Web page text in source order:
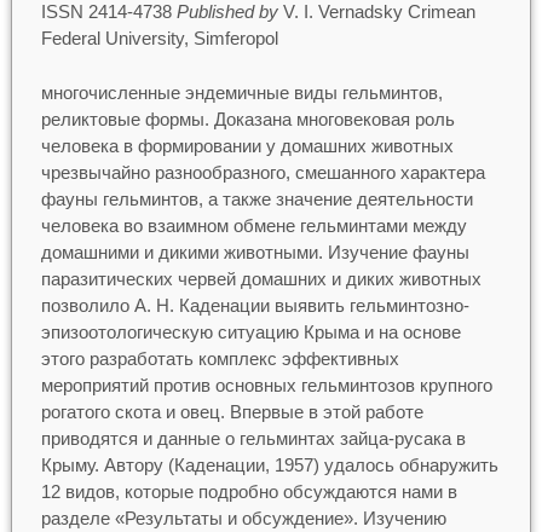
ISSN 2414-4738 Published by V. I. Vernadsky Crimean
Federal University, Simferopol
многочисленные эндемичные виды гельминтов,
реликтовые формы. Доказана многовековая роль
человека в формировании у домашних животных
чрезвычайно разнообразного, смешанного характера
фауны гельминтов, а также значение деятельности
человека во взаимном обмене гельминтами между
домашними и дикими животными. Изучение фауны
паразитических червей домашних и диких животных
позволило А. Н. Каденации выявить гельминтозно-
эпизоотологическую ситуацию Крыма и на основе
этого разработать комплекс эффективных
мероприятий против основных гельминтозов крупного
рогатого скота и овец. Впервые в этой работе
приводятся и данные о гельминтах зайца-русака в
Крыму. Автору (Каденации, 1957) удалось обнаружить
12 видов, которые подробно обсуждаются нами в
разделе «Результаты и обсуждение». Изучению